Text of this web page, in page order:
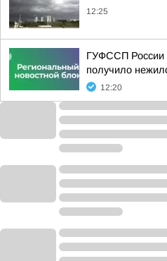
12:25
ГУФССП России
получило
12:20